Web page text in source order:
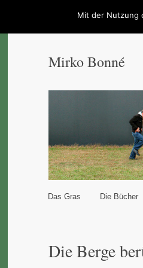
Mirko Bonné
Zum Inhalt wechseln
Zum sekundären
Das Gras Die Bücher
Die Berge
Mit der Nutzung